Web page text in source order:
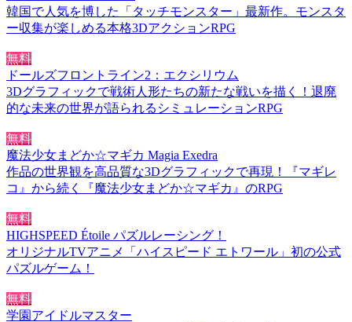
韓国で人気を博した「タッチモンスター」最新作。モンスタ
ー収集が楽しめる本格3DアクションRPG
無料
ドールズフロントライン2：エクシリウム
3Dグラフィックで戦術人形たちの新たな戦いを描く！退廃
的な未来の世界が語られるシミュレーションRPG
無料
魔法少女まどか☆マギカ Magia Exedra
作品の世界観を高品質な3Dグラフィックで再現！『マギレ
コ』から続く『魔法少女まどか☆マギカ』のRPG
無料
HIGHSPEED Étoile パズルレーシング！
オリジナルTVアニメ「ハイスピード エトワール」初の公式
パズルゲーム！
無料
学園アイドルマスター